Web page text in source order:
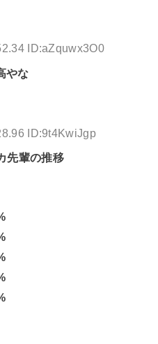
ID:aZquwx3O0
やな
ID:9t4KwiJgp
先輩の推移